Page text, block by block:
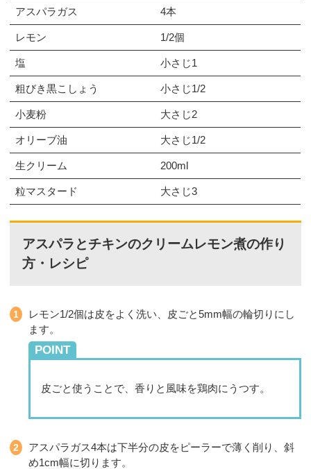
アスパラガス 4本
レモン 1/2個
塩 小さじ1
粗びき黒こしょう 小さじ1/2
小麦粉 大さじ2
オリーブ油 大さじ1/2
生クリーム 200ml
粒マスタード 大さじ3
アスパラとチキンのクリームレモン煮の作り
方・レシピ
レモン1/2個は皮をよく洗い、皮ごと5mm幅の輪切りにし
ます。
POINT
皮ごと使うことで、香りと風味を鶏肉にうつす。
アスパラガス4本は下半分の皮をピーラーで薄く削り、斜
め1cm幅に切ります。